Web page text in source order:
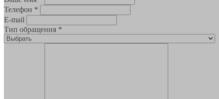
Телефон *
E-mail
Тип обращения *